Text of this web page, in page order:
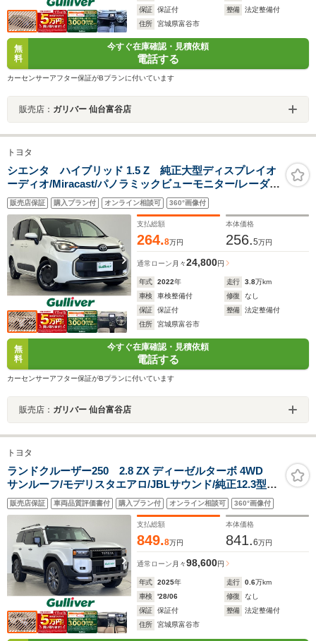
保証
保証付 整備
法定整備付
住所
宮城県富谷市
無
料
今すぐ在庫確認・見積依頼
電話する
カーセンサーアフター保証がBプランに付いています
販売店： ガリバー 仙台富谷店
トヨタ
シエンタ ハイブリッド 1.5 Z 純正大型ディスプレイオ
ーディオ/Miracast/パノラミックビューモニター/レーダー
クルーズコントロール/両側パワースライドドア/ETC/レー
ントレーシングアシスト/ブラインドスポットモニター/横
滑り防止機能/禁煙車
販売店保証 購入プラン付 オンライン相談可 360°画像付
支払総額
264.8万円
本体価格
256.5万円
通常ローン 月々24,800円
年式 2022年 走行 3.8万km
車検
車検整備付 修復
なし
保証
保証付 整備
法定整備付
住所
宮城県富谷市
無
料
今すぐ在庫確認・見積依頼
電話する
カーセンサーアフター保証がBプランに付いています
販売店： ガリバー 仙台富谷店
トヨタ
ランドクルーザー250 2.8 ZX ディーゼルターボ 4WD
サンルーフ/モデリスタエアロ/JBLサウンド/純正12.3型ナ
ビ/地デジTV/Bluetooth/Miracast/デジタルミラー/ブライ
ンドスポットモニター/ワイヤレス充電/純正マッドガー
ド/ETC2.0/プッシュスタート/LEDライト/禁煙車
販売店保証 車両品質評価書付 購入プラン付 オンライン相談可 360°画像付
支払総額
849.8万円
本体価格
841.6万円
通常ローン 月々98,600円
年式 2025年 走行 0.6万km
車検
'28/06 修復
なし
保証
保証付 整備
法定整備付
住所
宮城県富谷市